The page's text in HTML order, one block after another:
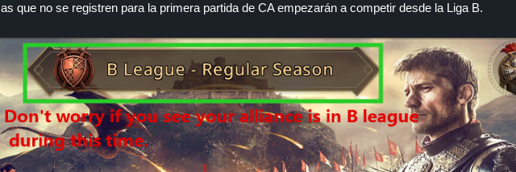
que no se registren para la primera partida de CA empezarán a competir desde la Liga B.